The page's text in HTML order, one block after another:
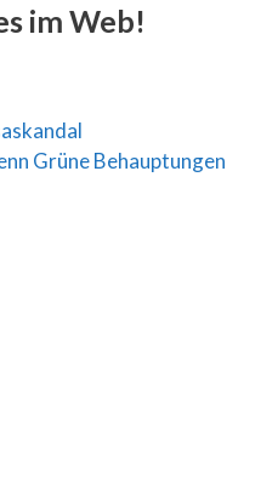
im Web!
Grüne Behauptungen